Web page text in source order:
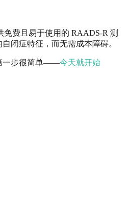
免费且易于使用的 RAADS-R 测
闭症特征，而无需成本障碍。
一步很简单——今天就开始